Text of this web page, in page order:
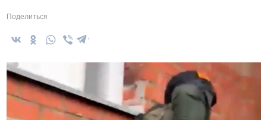
Поделиться